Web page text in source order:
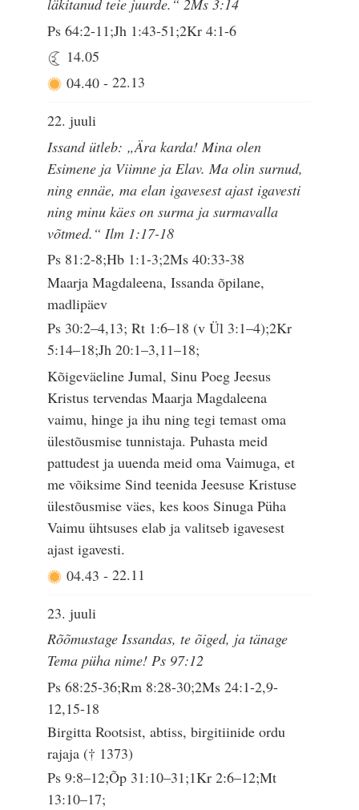
läkitanud teie juurde.“ 2Ms 3:14
Ps 64:2-11;Jh 1:43-51;2Kr 4:1-6
14.05
04.40 - 22.13
22. juuli
Issand ütleb: „Ära karda! Mina olen
Esimene ja Viimne ja Elav. Ma olin surnud,
ning ennäe, ma elan igavesest ajast igavesti
ning minu käes on surma ja surmavalla
võtmed.“ Ilm 1:17-18
Ps 81:2-8;Hb 1:1-3;2Ms 40:33-38
Maarja Magdaleena, Issanda õpilane,
madlipäev
Ps 30:2–4,13; Rt 1:6–18 (v Ül 3:1–4);2Kr
5:14–18;Jh 20:1–3,11–18;
Kõigeväeline Jumal, Sinu Poeg Jeesus
Kristus tervendas Maarja Magdaleena
vaimu, hinge ja ihu ning tegi temast oma
ülestõusmise tunnistaja. Puhasta meid
pattudest ja uuenda meid oma Vaimuga, et
me võiksime Sind teenida Jeesuse Kristuse
ülestõusmise väes, kes koos Sinuga Püha
Vaimu ühtsuses elab ja valitseb igavesest
ajast igavesti.
04.43 - 22.11
23. juuli
Rõõmustage Issandas, te õiged, ja tänage
Tema püha nime! Ps 97:12
Ps 68:25-36;Rm 8:28-30;2Ms 24:1-2,9-
12,15-18
Birgitta Rootsist, abtiss, birgitiinide ordu
rajaja († 1373)
Ps 9:8–12;Õp 31:10–31;1Kr 2:6–12;Mt
13:10–17;